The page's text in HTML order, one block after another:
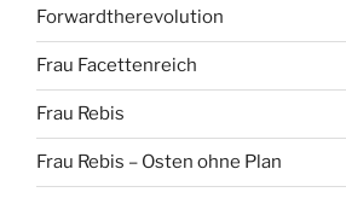
Forwardtherevolution
Frau Facettenreich
Frau Rebis
Frau Rebis – Osten ohne Plan